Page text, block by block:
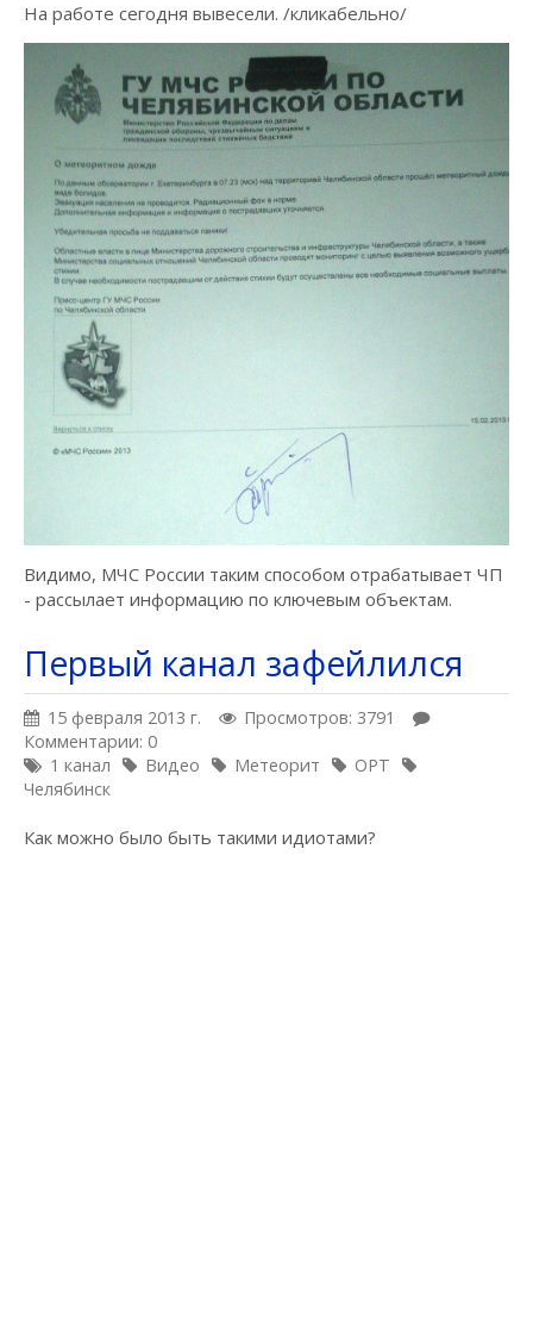
На работе сегодня вывесели. /кликабельно/
Видимо, МЧС России таким способом отрабатывает ЧП
- рассылает информацию по ключевым объектам.
Первый канал зафейлился
15 февраля 2013 г.
Просмотров: 3791
Комментарии: 0
1 канал
Видео Метеорит
ОРТ
Челябинск
Как можно было быть такими идиотами?